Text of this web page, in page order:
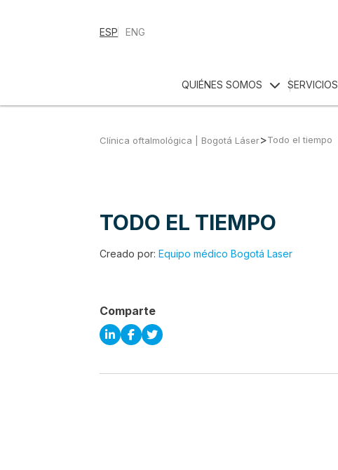
ESP ENG
QUIÉNES SOMOS SERVICIOS
Clínica oftalmológica | Bogotá Láser>Todo el tiempo
TODO EL TIEMPO
Creado por: Equipo médico Bogotá Laser
Comparte